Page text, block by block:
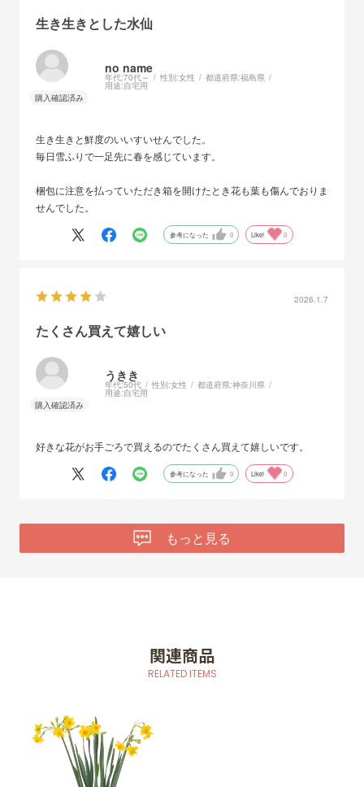
生き生きとした水仙
no name
年代:70代～ 性別:女性 都道府県:福島県
用途:自宅用
生き生きと鮮度のいいすいせんでした。
毎日雪ふりで一足先に春を感じています。
梱包に注意を払っていただき箱を開けたとき花も葉も傷んでおりま
せんでした。
参考になった 0 Like! 0
2026.1.7
たくさん買えて嬉しい
うきき
年代:50代 性別:女性 都道府県:神奈川県
用途:自宅用
好きな花がお手ごろで買えるのでたくさん買えて嬉しいです。
参考になった 0 Like! 0
もっと見る
関連商品
RELATED ITEMS